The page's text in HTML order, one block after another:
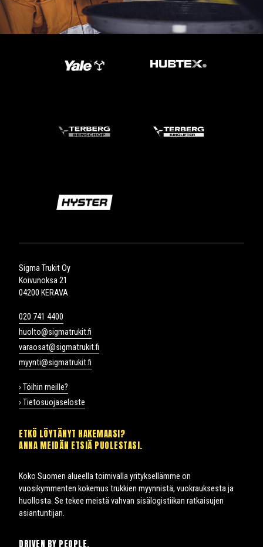
Sigma Trukit Oy
Koivunoksa 21
04200 KERAVA
020 741 4400
huolto@sigmatrukit.fi
varaosat@sigmatrukit.fi
myynti@sigmatrukit.fi
› Töihin meille?
› Tietosuojaseloste
ETKÖ LÖYTÄNYT HAKEMAASI?
ANNA MEIDÄN ETSIÄ PUOLESTASI.
Koko Suomen alueella toimivalla yrityksellämme on
vuosikymmenten kokemus trukkien myynnistä, vuokrauksesta ja
huollosta. Se tekee meistä vahvan sisälogistiikan ratkaisujen
asiantuntijan.
DRIVEN BY PEOPLE.